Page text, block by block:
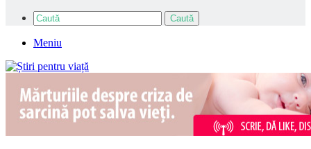
Caută
Meniu